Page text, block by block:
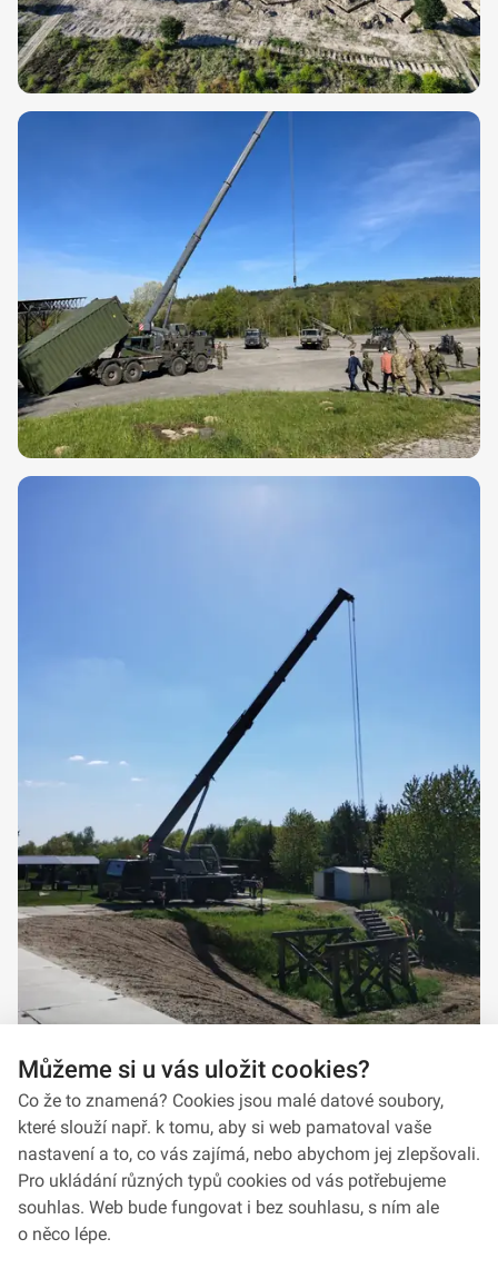
Můžeme si u vás uložit cookies?
Co že to znamená? Cookies jsou malé datové soubory,
které slouží např. k tomu, aby si web pamatoval vaše
nastavení a to, co vás zajímá, nebo abychom jej zlepšovali.
Pro ukládání různých typů cookies od vás potřebujeme
souhlas. Web bude fungovat i bez souhlasu, s ním ale
o něco lépe.